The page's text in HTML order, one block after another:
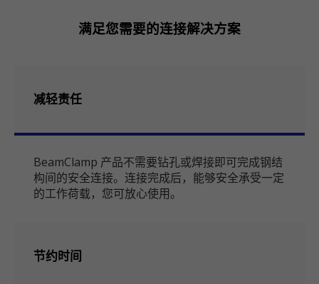
满足您需要的连接解决方案
减轻责任
BeamClamp 产品不需要钻孔或焊接即可完成钢结
构间的安全连接。连接完成后，能够安全承受一定
的工作荷载，您可放心使用。
节约时间